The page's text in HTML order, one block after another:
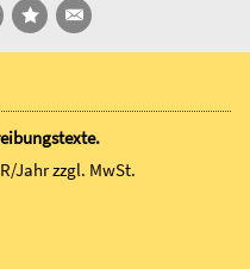
Jahrzzgl. MwSt.